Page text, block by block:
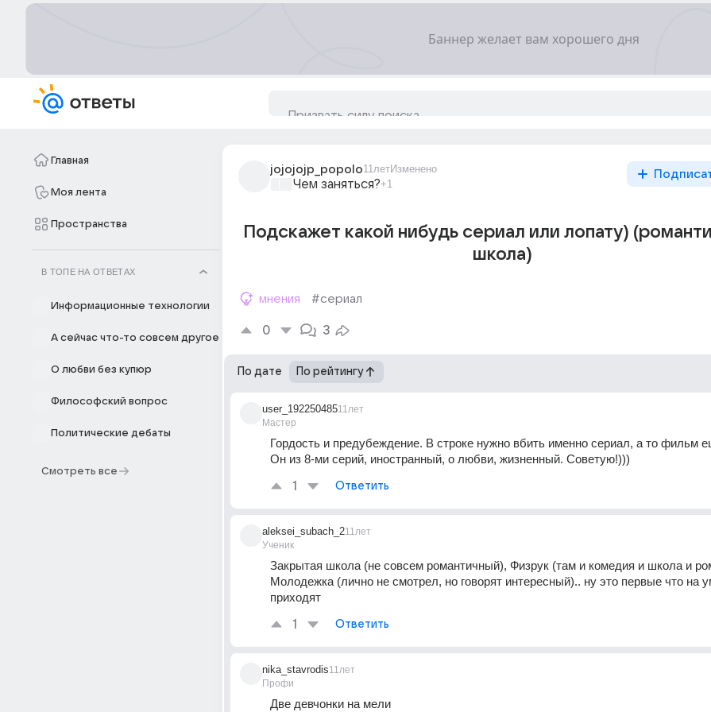
Главная
Моя лента
Пространства
В ТОПЕ НА ОТВЕТАХ
Информационные технологии
А сейчас что-то совсем другое
О любви без купюр
Философский вопрос
Политические дебаты
Смотреть все
jojojojp_popolo11летИзменено
Чем заняться?+1
Подскажет какой нибудь сериал или лопату)
школа)
мнения #сериал
0 3
По дате По рейтингу
user_192250485
Мастер
11лет
Гордость и предубеждение. В строке нужно вбить именно сериал, а то фильм
Он из 8-ми серий, иностранный, о любви, жизненный. Советую!)))
1 Ответить
aleksei_subach_2
Ученик
11лет
Закрытая школа (не совсем романтичный), Физрук (там и комедия и школа и
Молодежка (лично не смотрел, но говорят интересный).. ну это первые что на
приходят
1 Ответить
nika_stavrodis
Профи
11лет
Две девчонки на мели